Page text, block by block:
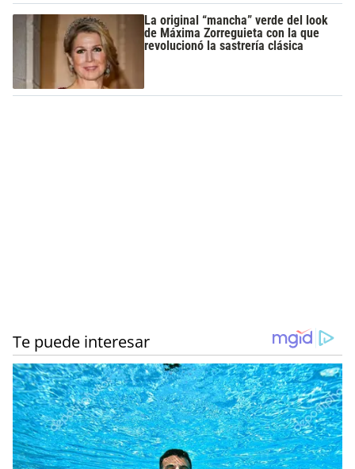
La original “mancha” verde del look
de Máxima Zorreguieta con la que
revolucionó la sastrería clásica